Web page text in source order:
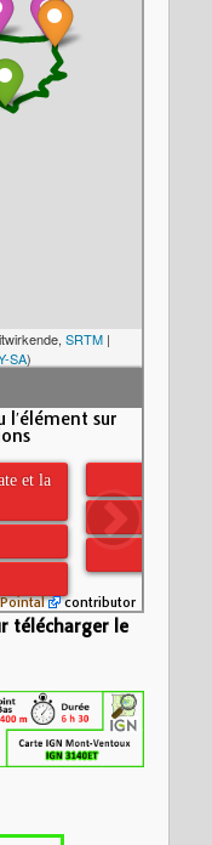
SRTM|
SA)
et la
Nom:Sommet de
Distance:
Altitude minimum:
Altitude maximum:
l′élément sur
contributor
le